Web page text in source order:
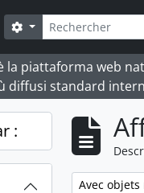
Rechercher
Search options
la piattaforma web
diffusi standard
:
Remove
Avec